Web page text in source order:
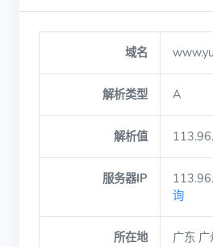
域名
解析类型 A
解析值
服务器IP
询
所在地 广东